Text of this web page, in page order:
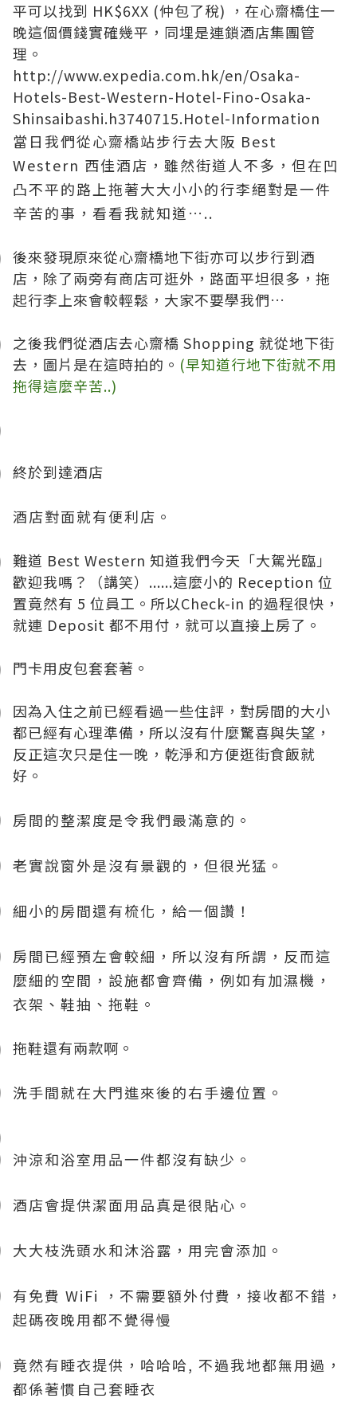
平可以找到 HK$6XX (仲包了稅) ，在心齋橋住一
晚這個價錢實確幾平，同埋是連鎖酒店集團管
理。
http://www.expedia.com.hk/en/Osaka-
Hotels-Best-Western-Hotel-Fino-Osaka-
Shinsaibashi.h3740715.Hotel-Information
當日我們從心齋橋站步行去大阪 Best
Western 西佳酒店，雖然街道人不多，但在凹
凸不平的路上拖著大大小小的行李絕對是一件
辛苦的事，看看我就知道…..
後來發現原來從心齋橋地下街亦可以步行到酒
店，除了兩旁有商店可逛外，路面平坦很多，拖
起行李上來會較輕鬆，大家不要學我們…
之後我們從酒店去心齋橋 Shopping 就從地下街
去，圖片是在這時拍的。 (早知道行地下街就不用
拖得這麼辛苦..)
終於到達酒店
酒店對面就有便利店。
難道 Best Western 知道我們今天「大駕光臨」
歡迎我嗎？（講笑）......這麼小的 Reception 位
置竟然有 5 位員工。所以Check-in 的過程很快，
就連 Deposit 都不用付，就可以直接上房了。
門卡用皮包套套著。
因為入住之前已經看過一些住評，對房間的大小
都已經有心理準備，所以沒有什麼驚喜與失望，
反正這次只是住一晚，乾淨和方便逛街食飯就
好。
房間的整潔度是令我們最滿意的。
老實說窗外是沒有景觀的，但很光猛。
細小的房間還有梳化，給一個讚！
房間已經預左會較細，所以沒有所謂，反而這
麼細的空間，設施都會齊備，例如有加濕機，
衣架、鞋抽、拖鞋。
拖鞋還有兩款啊。
洗手間就在大門進來後的右手邊位置。
沖涼和浴室用品一件都沒有缺少。
酒店會提供潔面用品真是很貼心。
大大枝洗頭水和沐浴露，用完會添加。
有免費 WiFi ，不需要額外付費，接收都不錯，
起碼夜晚用都不覺得慢
竟然有睡衣提供，哈哈哈, 不過我地都無用過，
都係著慣自己套睡衣